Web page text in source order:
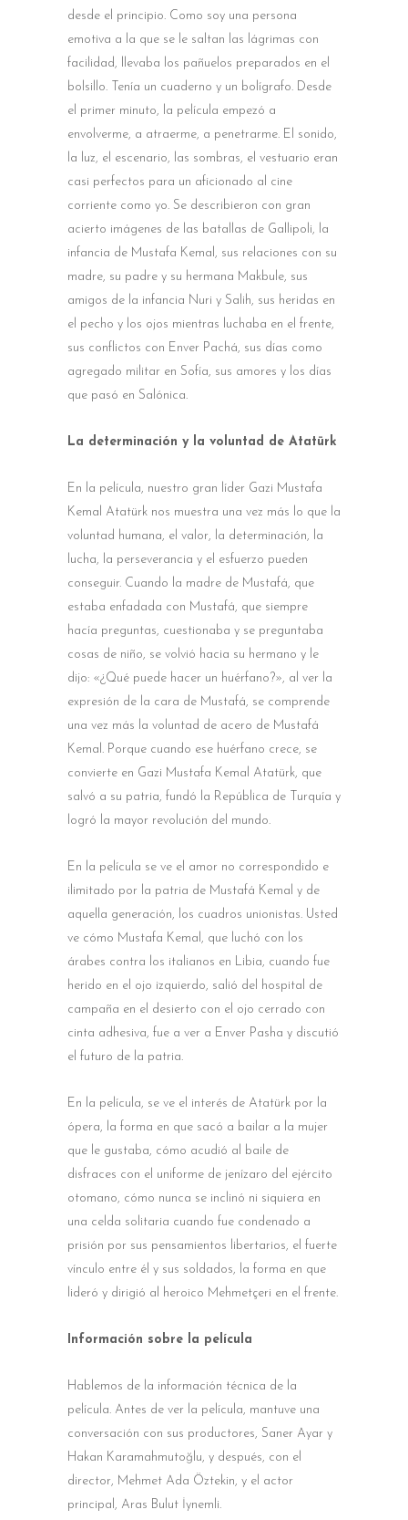
desde el principio. Como soy una persona
emotiva a la que se le saltan las lágrimas con
facilidad, llevaba los pañuelos preparados en el
bolsillo. Tenía un cuaderno y un bolígrafo. Desde
el primer minuto, la película empezó a
envolverme, a atraerme, a penetrarme. El sonido,
la luz, el escenario, las sombras, el vestuario eran
casi perfectos para un aficionado al cine
corriente como yo. Se describieron con gran
acierto imágenes de las batallas de Gallipoli, la
infancia de Mustafa Kemal, sus relaciones con su
madre, su padre y su hermana Makbule, sus
amigos de la infancia Nuri y Salih, sus heridas en
el pecho y los ojos mientras luchaba en el frente,
sus conflictos con Enver Pachá, sus días como
agregado militar en Sofía, sus amores y los días
que pasó en Salónica.
La determinación y la voluntad de Atatürk
En la película, nuestro gran líder Gazi Mustafa
Kemal Atatürk nos muestra una vez más lo que la
voluntad humana, el valor, la determinación, la
lucha, la perseverancia y el esfuerzo pueden
conseguir. Cuando la madre de Mustafá, que
estaba enfadada con Mustafá, que siempre
hacía preguntas, cuestionaba y se preguntaba
cosas de niño, se volvió hacia su hermano y le
dijo: «¿Qué puede hacer un huérfano?», al ver la
expresión de la cara de Mustafá, se comprende
una vez más la voluntad de acero de Mustafá
Kemal. Porque cuando ese huérfano crece, se
convierte en Gazi Mustafa Kemal Atatürk, que
salvó a su patria, fundó la República de Turquía y
logró la mayor revolución del mundo.
En la película se ve el amor no correspondido e
ilimitado por la patria de Mustafá Kemal y de
aquella generación, los cuadros unionistas. Usted
ve cómo Mustafa Kemal, que luchó con los
árabes contra los italianos en Libia, cuando fue
herido en el ojo izquierdo, salió del hospital de
campaña en el desierto con el ojo cerrado con
cinta adhesiva, fue a ver a Enver Pasha y discutió
el futuro de la patria.
En la película, se ve el interés de Atatürk por la
ópera, la forma en que sacó a bailar a la mujer
que le gustaba, cómo acudió al baile de
disfraces con el uniforme de jenízaro del ejército
otomano, cómo nunca se inclinó ni siquiera en
una celda solitaria cuando fue condenado a
prisión por sus pensamientos libertarios, el fuerte
vínculo entre él y sus soldados, la forma en que
lideró y dirigió al heroico Mehmetçeri en el frente.
Información sobre la película
Hablemos de la información técnica de la
película. Antes de ver la película, mantuve una
conversación con sus productores, Saner Ayar y
Hakan Karamahmutoğlu, y después, con el
director, Mehmet Ada Öztekin, y el actor
principal, Aras Bulut İynemli.